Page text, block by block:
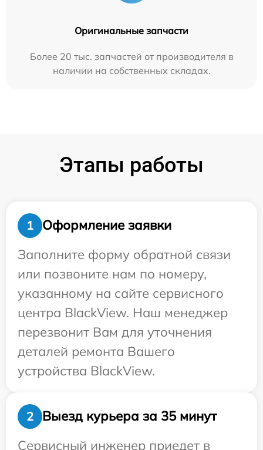
Оригинальные запчасти
Более 20 тыс. запчастей от производителя в
наличии на собственных складах.
Этапы работы
1
Оформление заявки
Заполните форму обратной связи
или позвоните нам по номеру,
указанному на сайте сервисного
центра BlackView. Наш менеджер
перезвонит Вам для уточнения
деталей ремонта Вашего
устройства BlackView.
2
Выезд курьера за 35 минут
Сервисный инженер приедет в